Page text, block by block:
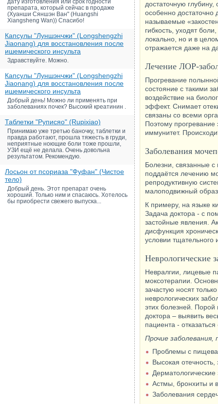
дату изготовления или срок годности
препарата, который сейчас в продаже
(Хуанши Сяншэн Ван" (Huangshi
Xiangsheng Wan)) Спасибо!
Капсулы "Луншэнчжи" (Longshengzhi
Jiaonang) для восстановления после
ишемического инсульта
Здравствуйте. Можно.
Капсулы "Луншэнчжи" (Longshengzhi
Jiaonang) для восстановления после
ишемического инсульта
Добрый день! Можно ли применять при
заболеваниях почек? Высокий креатинин .
Таблетки "Руписяо" (Rupixiao)
Принимаю уже третью баночку, таблетки и
правда работают, прошла тяжесть в груди,
неприятные ноющие боли тоже прошли,
УЗИ ещё не делала. Очень довольна
результатом. Рекомендую.
Лосьон от псориаза "Фуфан" (Чистое
тело)
Добрый день. Этот препарат очень
хороший. Только ним и спасаюсь. Хотелось
бы приобрести свежего выпуска...
достаточную
особенно достаточно
называемые
гибкость, уходят
локально, но и в
отражается даже на
Лечение ЛОР-
Прогревание
состояние с такими
воздействие на
эффект. Снимает
связаны со всеми
Поэтому прогревание
иммунитет.
Заболевания
Болезни, связанные с
поддаётся лечению
репродуктивную
малоподвижный
К примеру, на языке
Задача доктора - с
застойные явления.
дисфункция
условии тщательного
Неврологические
Невралгии, лицевые
моксотерапии.
зачастую носят
неврологических
этих болезней. Порой
доктора – выявить
пациента -
Прочие
Проблемы с
Высокая
Астмы, бронхиты и
Заболевания